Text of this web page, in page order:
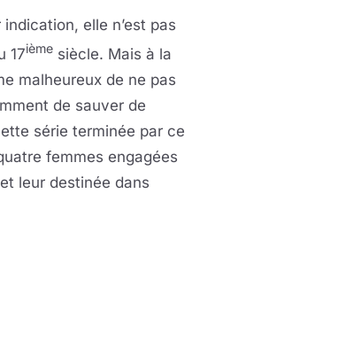
elle n’est pas
17ième siècle. Mais à la
malheureux de ne pas
de sauver de
série terminée par ce
femmes engagées
leur destinée dans